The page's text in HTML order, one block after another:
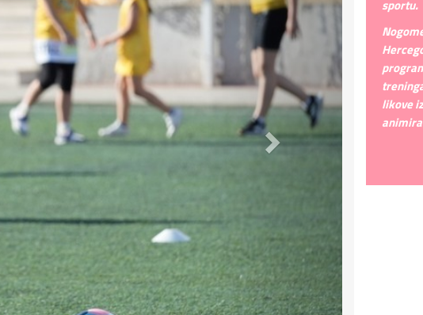
sportu.
likove